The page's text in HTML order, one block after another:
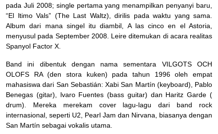
pada Juli 2008; single pertama yang menampilkan penyanyi baru,
“El ltimo Vals” (The Last Waltz), dirilis pada waktu yang sama.
Album dari mana singel itu diambil, A las cinco en el Astoria,
menyusul pada September 2008. Leire ditemukan di acara realitas
Spanyol Factor X.
Band ini dibentuk dengan nama sementara VILGOTS OCH
OLOFS RA (den stora kuken) pada tahun 1996 oleh empat
mahasiswa dari San Sebastián: Xabi San Martín (keyboard), Pablo
Benegas (gitar), lvaro Fuentes (bass guitar) dan Haritz Garde (
drum). Mereka merekam cover lagu-lagu dari band rock
internasional, seperti U2, Pearl Jam dan Nirvana, biasanya dengan
San Martín sebagai vokalis utama.